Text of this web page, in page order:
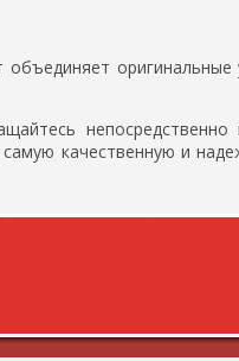
непосредственно
качественную и